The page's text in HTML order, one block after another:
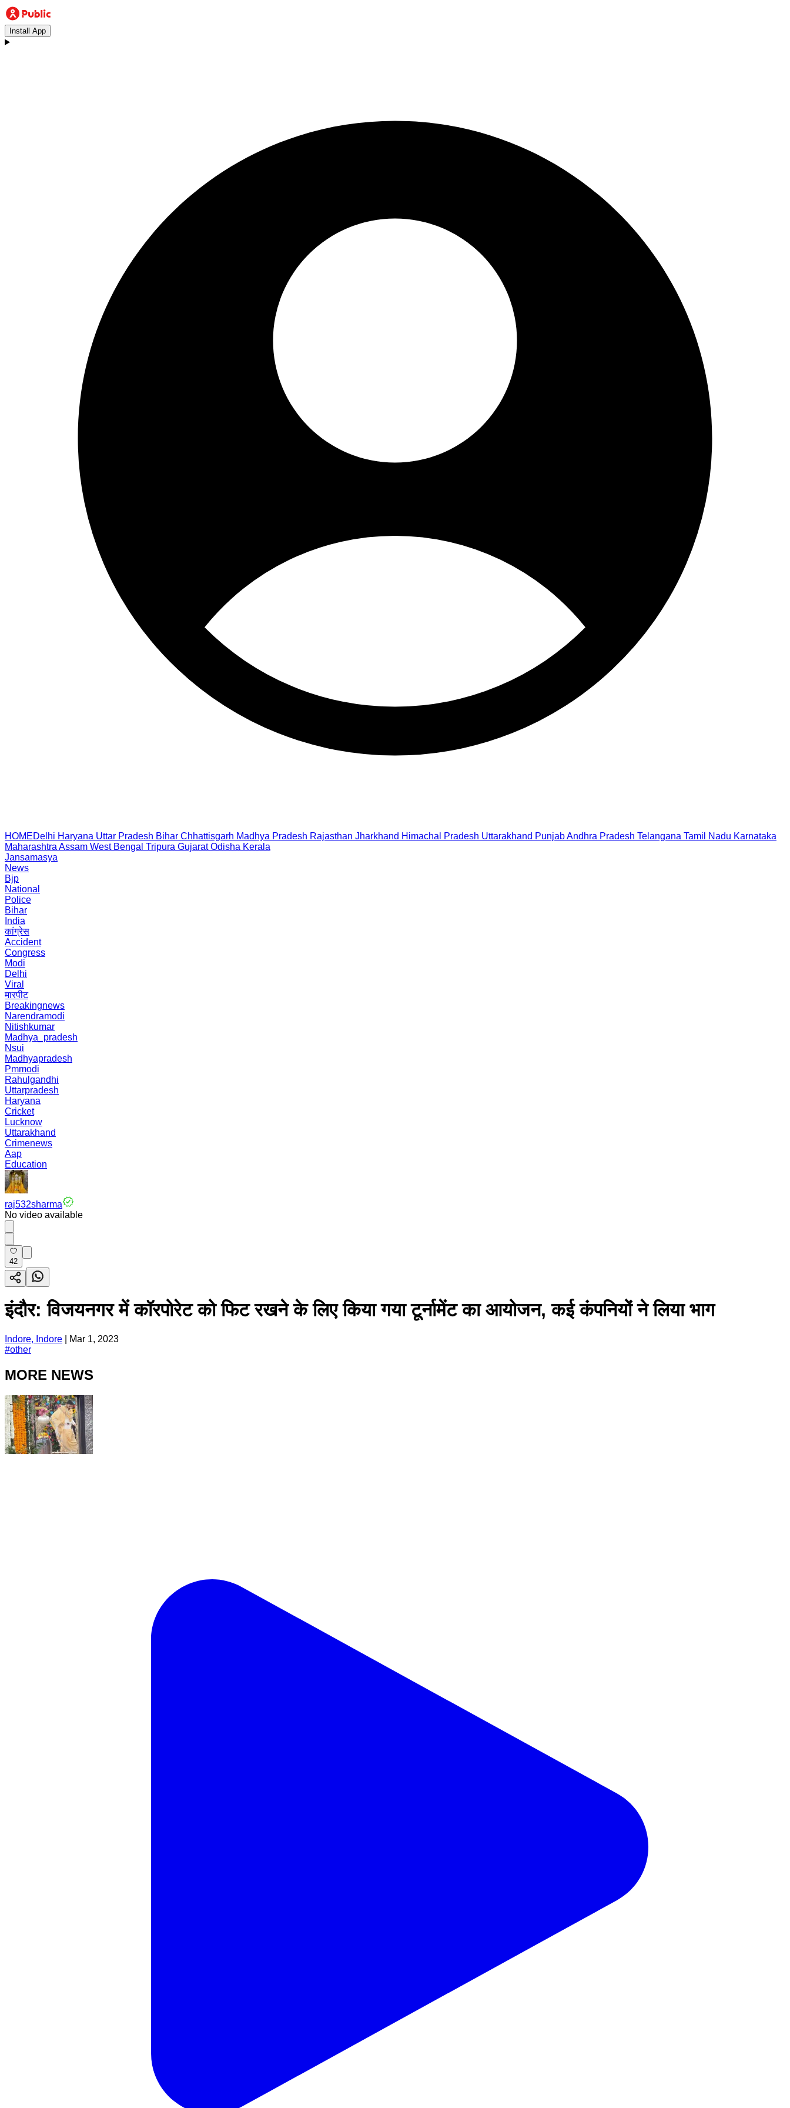
Install App
HOMEDelhi Haryana Uttar Pradesh Bihar Chhattisgarh Madhya Pradesh Rajasthan Jharkhand Himachal Pradesh Uttarakhand PunjabAndhra Pradesh Telangana Tamil Nadu Karnataka
Maharashtra Assam West Bengal Tripura Gujarat Odisha Kerala
Jansamasya
News
Bjp
National
Police
Bihar
India
कांग्रेस
Accident
Congress
Modi
Delhi
Viral
मारपीट
Breakingnews
Narendramodi
Nitishkumar
Madhya_pradesh
Nsui
Madhyapradesh
Pmmodi
Rahulgandhi
Uttarpradesh
Haryana
Cricket
Lucknow
Uttarakhand
Crimenews
Aap
Education
raj532sharma
No video available
42
इंदौर: विजयनगर में कॉरपोरेट को फिट रखने के लिए किया गया टूर्नामेंट का आयोजन, कई कंपनियों ने लिया भाग
Indore, Indore
Mar 1, 2023
#other
MORE NEWS